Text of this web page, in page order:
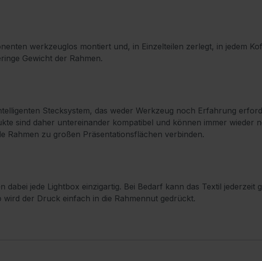
werkzeuglos montiert und, in Einzelteilen zerlegt, in jedem
Gewicht der Rahmen.
Stecksystem, das weder Werkzeug noch Erfahrung
sind daher untereinander kompatibel und können immer wieder
Rahmen zu großen Präsentationsflächen verbinden.
dabei jede Lightbox einzigartig. Bei Bedarf kann das Textil
der Druck einfach in die Rahmennut gedrückt.